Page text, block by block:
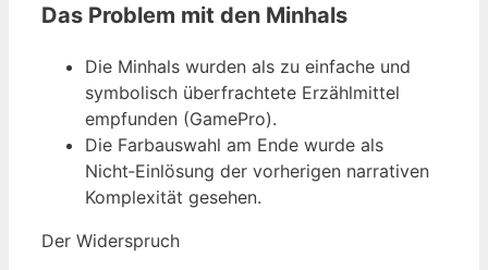
Das Problem mit den Minhals
Die Minhals wurden als zu einfache und
symbolisch überfrachtete Erzählmittel
empfunden (GamePro).
Die Farbauswahl am Ende wurde als
Nicht‑Einlösung der vorherigen narrativen
Komplexität gesehen.
Der Widerspruch